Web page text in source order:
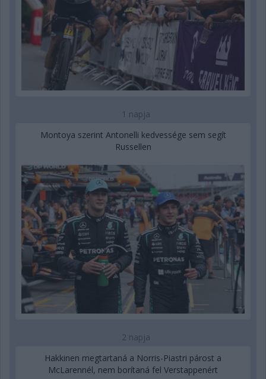
1 napja
Montoya szerint Antonelli kedvessége sem segít
Russellen
2 napja
Hakkinen megtartaná a Norris-Piastri párost a
McLarennél, nem borítaná fel Verstappenért